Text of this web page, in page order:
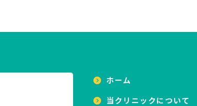
ホーム
当クリニックについて